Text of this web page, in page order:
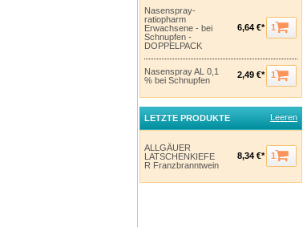
Nasenspray-
ratiopharm
Erwachsene - bei
Schnupfen -
DOPPELPACK
6,64 €* 1
Nasenspray AL 0,1
% bei Schnupfen
2,49 €* 1
LETZTE PRODUKTE Leeren
ALLGÄUER
LATSCHENKIEFE
R Franzbranntwein
8,34 €* 1